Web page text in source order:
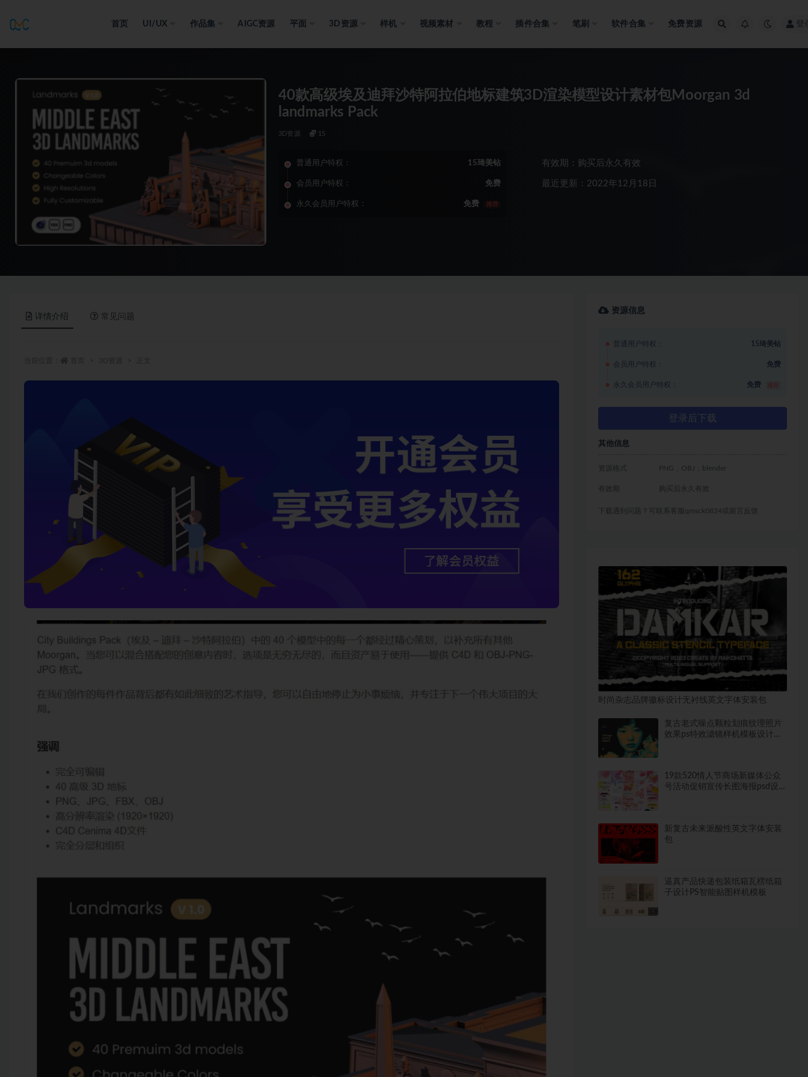
首页 UI/UX 作品集 AIGC资源 平面 3D资源 样机 视频素材 教程 插件合集 笔刷 软件合集 免费资源 登
40款高级埃及迪拜沙特阿拉伯地标建筑3D渲染模型设计素材包Moorgan 3d
landmarks Pack
3D资源 15
普通用户特权： 15琦美钻
会员用户特权： 免费
永久会员用户特权： 免费 推荐
有效期：购买后永久有效
最近更新：2022年12月18日
详情介绍 常见问题
资源信息
普通用户特权： 15琦美钻
会员用户特权： 免费
永久会员用户特权： 免费
登录后下载
其他信息
资源格式 PNG，OBJ，blender
有效期 购买后永久有效
下载遇到问题？可联系客服qmsck0824或留言反馈
时尚杂志品牌徽标设计无衬线英文字体安装包
复古老式噪点颗粒划痕纹理照片
效果ps特效滤镜样机模板设计素
19款520情人节商场新媒体公众
号活动促销宣传长图海报psd设
新复古未来派酸性英文字体安装
包
逼真产品快递包装纸箱瓦楞纸箱
子设计PS智能贴图样机模板